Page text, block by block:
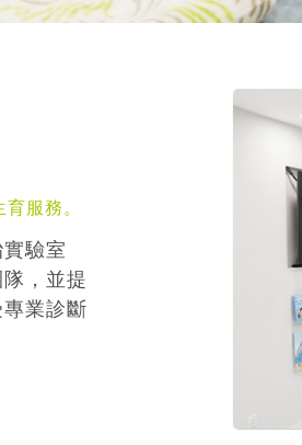
服務。
驗室
，並提
業診斷